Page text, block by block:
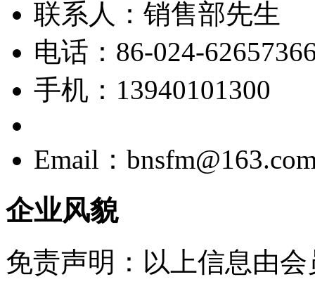
联系人：销售部先生
电话：86-024-
手机：13940101300
Email：
企业风貌
免责声明：以上信息由